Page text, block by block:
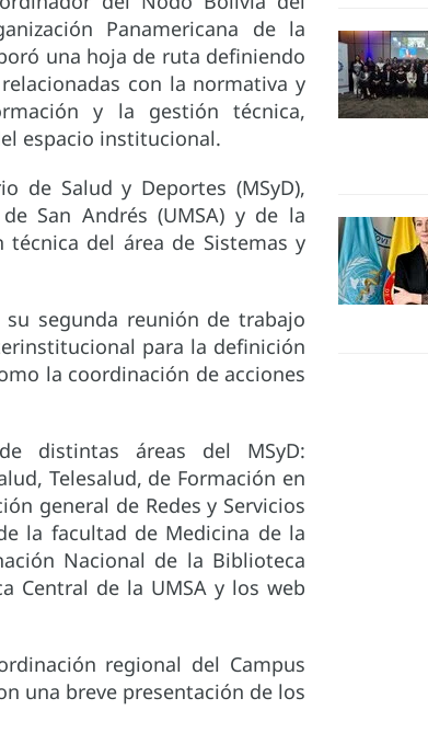
Panamericana de la
una hoja de ruta definiendo
con la normativa y
y la gestión técnica,
espacio institucional.
de Salud y Deportes (MSyD),
San Andrés (UMSA) y de la
técnica del área de Sistemas y
segunda reunión de trabajo
para la definición
la coordinación de acciones
distintas áreas del MSyD:
Telesalud, de Formación en
general de Redes y Servicios
la facultad de Medicina de la
Nacional de la Biblioteca
Central de la UMSA y los web
regional del Campus
una breve presentación de los